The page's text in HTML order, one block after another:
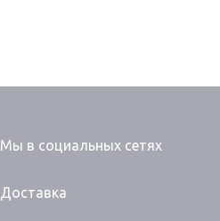
Мы в социальных сетях
Доставка